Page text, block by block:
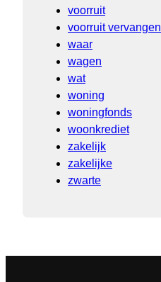
voorruit
voorruit vervangen
waar
wagen
wat
woning
woningfonds
woonkrediet
zakelijk
zakelijke
zwarte